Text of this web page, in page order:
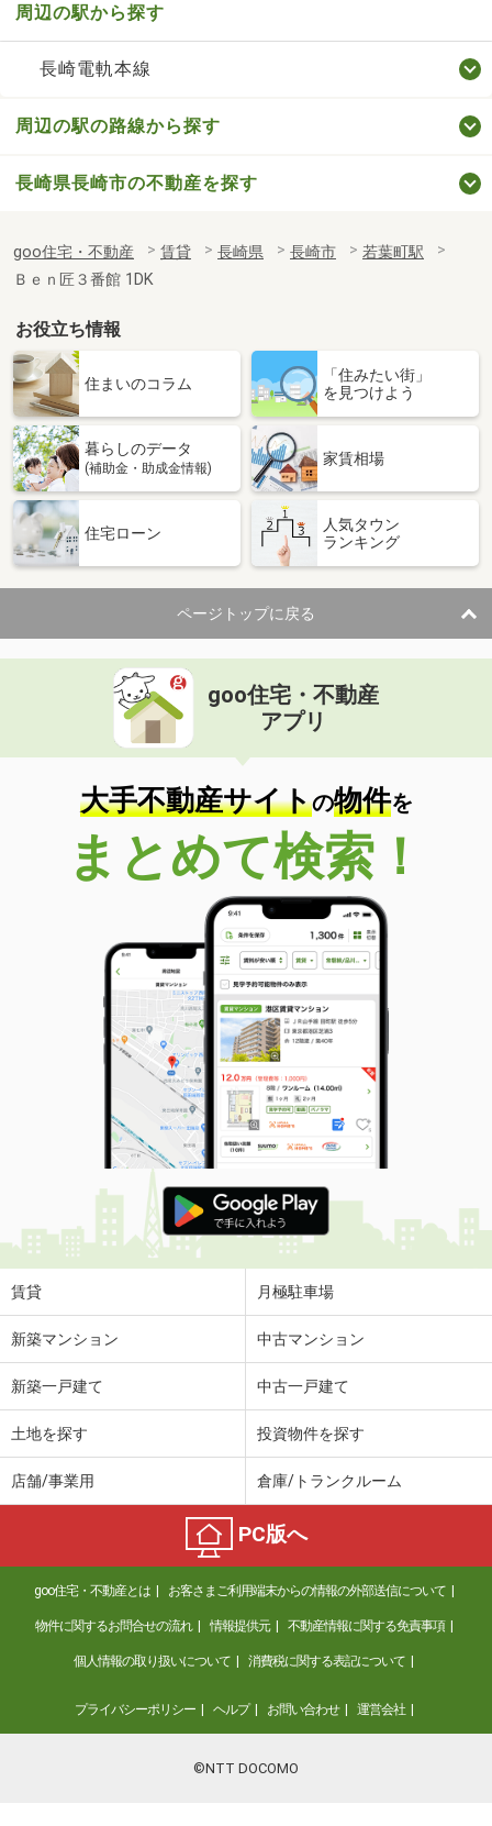
周辺の駅から探す
長崎電軌本線
周辺の駅の路線から探す
長崎県長崎市の不動産を探す
goo住宅・不動産 賃貸 長崎県 長崎市
若葉町駅
Ｂｅｎ匠３番館 1DK
お役立ち情報
住まいのコラム
「住みたい街」
を見つけよう
暮らしのデータ
(補助金・助成金情報)
家賃相場
住宅ローン
人気タウン
ランキング
ページトップに戻る
goo住宅・不動産
アプリ
大手不動産サイトの物件を
まとめて検索！
賃貸 月極駐車場
新築マンション 中古マンション
新築一戸建て 中古一戸建て
土地を探す 投資物件を探す
店舗/事業用 倉庫/トランクルーム
PC版へ
goo住宅・不動産とは お客さまご利用端末からの情報の外部送信について
物件に関するお問合せの流れ 情報提供元 不動産情報に関する免責事項
個人情報の取り扱いについて 消費税に関する表記について
プライバシーポリシー ヘルプ お問い合わせ 運営会社
©NTT DOCOMO